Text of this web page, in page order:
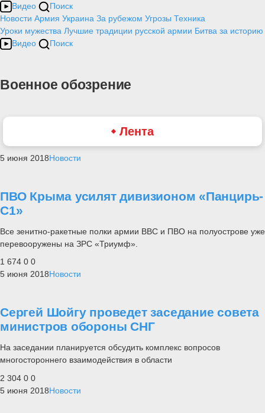
Видео
Поиск
Новости Армия Украина За рубежом Угрозы Техника
Уроки мужества Лучшие традиции русской армии Битва за историю
Видео
Поиск
Военное обозрение
Лента
5 июня 2018Новости
ПВО Крыма усилят дивизионом «Панцирь-
С1»
Все зенитно-ракетные полки армии ВВС и ПВО на полуострове уже
перевооружены на ЗРС «Триумф».
1 674 0 0
5 июня 2018Новости
Сергей Шойгу проведет заседание совета
министров обороны СНГ
На заседании планируется обсудить комплекс вопросов
многостороннего взаимодействия в области
2 304 0 0
5 июня 2018Новости